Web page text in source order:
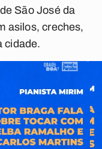
São José da
asilos, creches,
cidade.